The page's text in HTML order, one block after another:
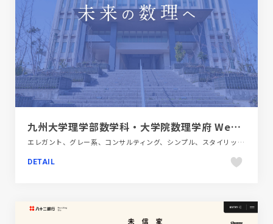
九州大学理学部数学科・大学院数理学府 Webサイトリニューアル
エレガント、グレー系、コンサルティング、シンプル、スタイリッシュ、ブランド・サービスサイト、ブルー系、大きめ写真、教育・学校
DETAIL